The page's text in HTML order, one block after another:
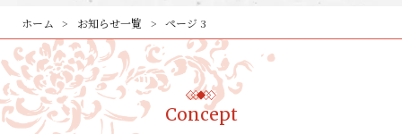
ホーム お知らせ一覧 ページ 3
Concept